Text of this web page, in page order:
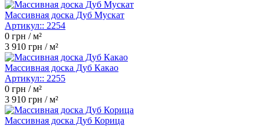
Массивная доска Дуб Мускат
Артикул:: 2254
0 грн / м²
3 910 грн / м²
Массивная доска Дуб Какао
Артикул:: 2255
0 грн / м²
3 910 грн / м²
Массивная доска Дуб Корица